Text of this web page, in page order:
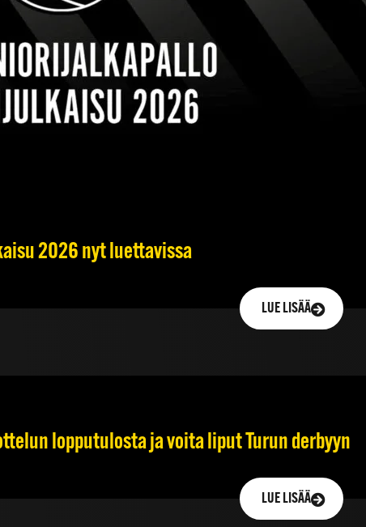
2026 nyt luettavissa
LUE LISÄÄ
lopputulosta ja voita liput Turun derbyyn
LUE LISÄÄ